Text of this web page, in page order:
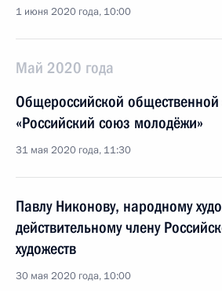
1 июня 2020 года, 10:00
Май 2020 года
Общероссийской
«Российский союз молодёжи»
31 мая 2020 года, 11:30
Павлу Никонову, народному
действительному члену
художеств
30 мая 2020 года, 10:00